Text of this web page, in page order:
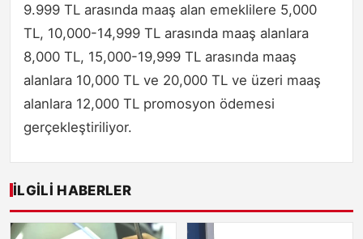
9.999 TL arasında maaş alan emeklilere 5,000
TL, 10,000-14,999 TL arasında maaş alanlara
8,000 TL, 15,000-19,999 TL arasında maaş
alanlara 10,000 TL ve 20,000 TL ve üzeri maaş
alanlara 12,000 TL promosyon ödemesi
gerçekleştiriliyor.
İLGILI HABERLER